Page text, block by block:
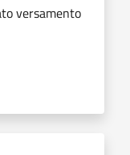
versamento